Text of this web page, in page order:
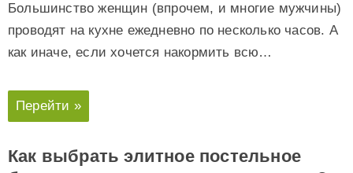
Большинство женщин (впрочем, и многие мужчины)
проводят на кухне ежедневно по несколько часов. А
как иначе, если хочется накормить всю…
Перейти »
Как выбрать элитное постельное